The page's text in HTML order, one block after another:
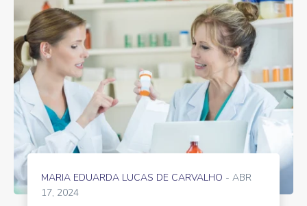
MARIA EDUARDA LUCAS DE CARVALHO - ABR
17, 2024